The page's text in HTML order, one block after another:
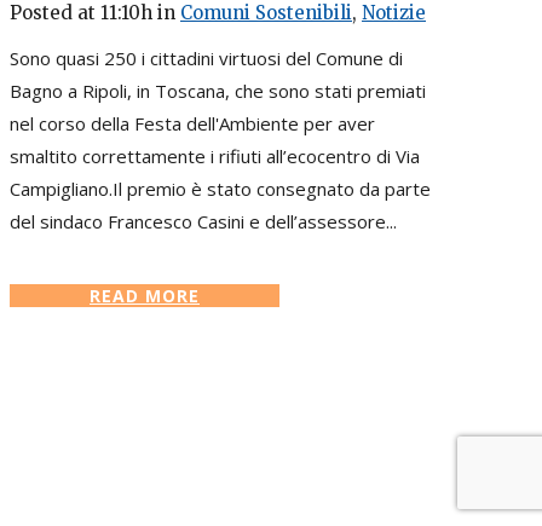
Posted at 11:10h in Comuni Sostenibili, Notizie
Sono quasi 250 i cittadini virtuosi del Comune di
Bagno a Ripoli, in Toscana, che sono stati premiati
nel corso della Festa dell'Ambiente per aver
smaltito correttamente i rifiuti all’ecocentro di Via
Campigliano.Il premio è stato consegnato da parte
del sindaco Francesco Casini e dell’assessore...
READ MORE